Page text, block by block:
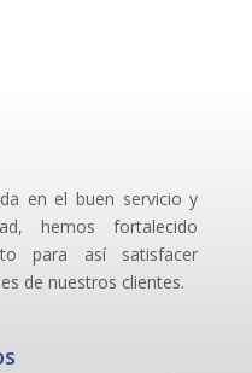
en el buen servicio y
hemos fortalecido
para así satisfacer
de nuestros clientes.